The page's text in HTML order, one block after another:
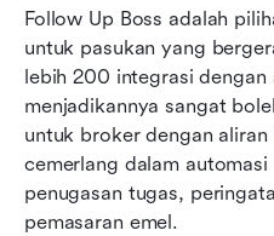
Follow Up Boss adalah
untuk pasukan yang
lebih 200 integrasi
menjadikannya sangat
untuk broker dengan
cemerlang dalam
penugasan tugas,
pemasaran emel.